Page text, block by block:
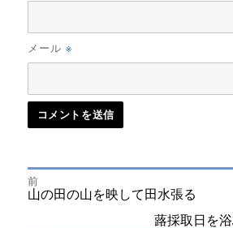
メール※
投
前
前
の
山の田の山を映して田水張る
蕗採取日を